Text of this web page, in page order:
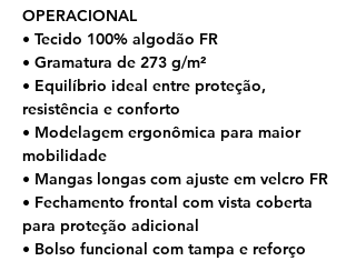
OPERACIONAL
• Tecido 100% algodão FR
• Gramatura de 273 g/m²
• Equilíbrio ideal entre proteção,
resistência e conforto
• Modelagem ergonômica para maior
mobilidade
• Mangas longas com ajuste em velcro FR
• Fechamento frontal com vista coberta
para proteção adicional
• Bolso funcional com tampa e reforço